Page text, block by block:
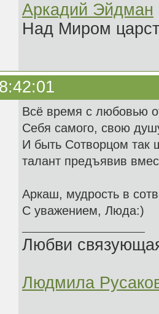
Аркадий Эйдман
Над Миром
Всё время с любовью
Себя самого, свою
И быть Сотворцом так
талант предъявив
Аркаш, мудрость в
С уважением, Люда:)
Любви
Людмила